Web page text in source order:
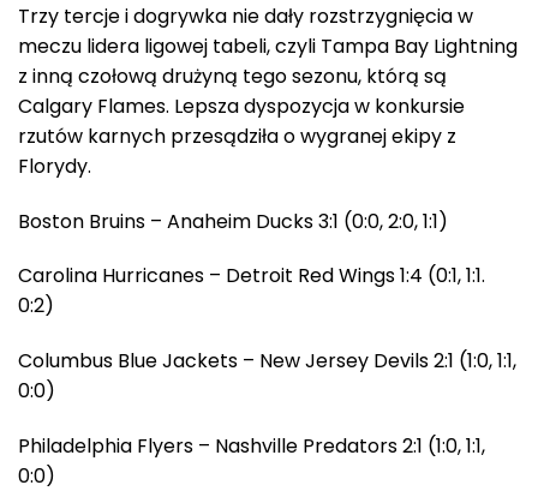
Trzy tercje i dogrywka nie dały rozstrzygnięcia w
meczu lidera ligowej tabeli, czyli Tampa Bay Lightning
z inną czołową drużyną tego sezonu, którą są
Calgary Flames. Lepsza dyspozycja w konkursie
rzutów karnych przesądziła o wygranej ekipy z
Florydy.
Boston Bruins – Anaheim Ducks 3:1 (0:0, 2:0, 1:1)
Carolina Hurricanes – Detroit Red Wings 1:4 (0:1, 1:1.
0:2)
Columbus Blue Jackets – New Jersey Devils 2:1 (1:0, 1:1,
0:0)
Philadelphia Flyers – Nashville Predators 2:1 (1:0, 1:1,
0:0)